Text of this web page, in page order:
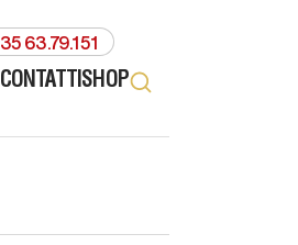
335 63.79.151
CONTATTISHOP